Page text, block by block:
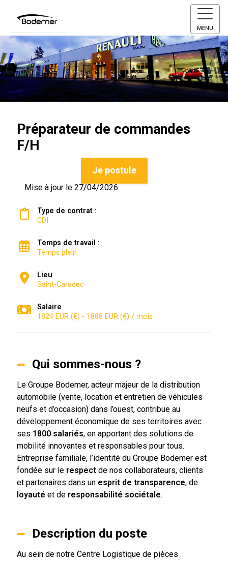
MENU
Préparateur de commandes
F/H
Je postule
Mise à jour le 27/04/2026
Type de contrat :
CDI
Temps de travail :
Temps plein
Lieu
Saint-Caradec
Salaire
1824 EUR (€) - 1888 EUR (€) / mois
Qui sommes-nous ?
Le Groupe Bodemer, acteur majeur de la distribution
automobile (vente, location et entretien de véhicules
neufs et d’occasion) dans l’ouest, contribue au
développement économique de ses territoires avec
ses 1800 salariés, en apportant des solutions de
mobilité innovantes et responsables pour tous.
Entreprise familiale, l’identité du Groupe Bodemer est
fondée sur le respect de nos collaborateurs, clients
et partenaires dans unesprit de transparence, de
loyauté et de responsabilité sociétale.
Description du poste
Au sein de notre Centre Logistique de pièces